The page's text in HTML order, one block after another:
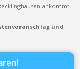
ankommt.
und